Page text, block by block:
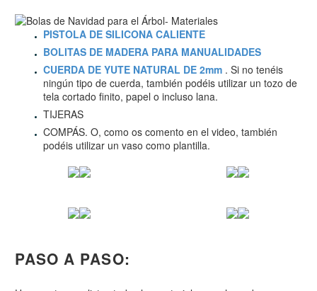
PISTOLA DE SILICONA CALIENTE
BOLITAS DE MADERA PARA MANUALIDADES
CUERDA DE YUTE NATURAL DE 2mm . Si no tenéis
ningún tipo de cuerda, también podéis utilizar un tozo de
tela cortado finito, papel o incluso lana.
TIJERAS
COMPÁS. O, como os comento en el video, también
podéis utilizar un vaso como plantilla.
PASO A PASO: